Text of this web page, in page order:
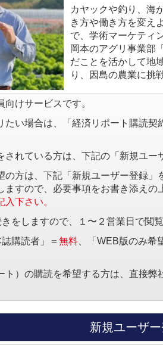
カヤックや釣り、海
き方や働き方を変え
で、学術マーケティ
岡本のアグリ事業部
だことを活かして地
り、因島の農業に挑
けサービスです。
たい場合は、「経済リポート購読
れている方は、下記の「新規ユー
方は、下記「新規ユーザー登録」
すので、必要事項をお書き添えの
下さい。
をしますので、１〜２営業日で閲
購読者」＝ 無料 、「WEB版のみ希
）の購読を希望する方は、直接弊
新規ユーザ